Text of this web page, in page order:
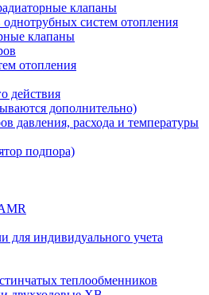
клапаны
систем отопления
клапаны
отопления
действия
дополнительно)
давления, расхода и температуры
подпора)
для индивидуального учета
теплообменников